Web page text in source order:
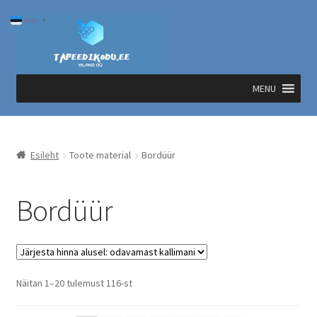
Liigu
navigeerimisele
Liigu
MENU
Esileht Toote material Bordüür
Bordüür
Näitan 1–20 tulemust 116-stSorted
Eesti ▼